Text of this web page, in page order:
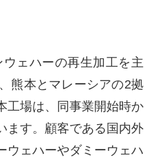
ェハーの再生加工を主
熊本とマレーシアの2拠
工場は、同事業開始時か
ます。顧客である国内外
ウェハーやダミーウェハ